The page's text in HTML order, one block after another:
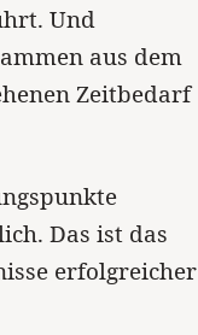
Und
aus dem
Zeitbedarf
Das ist das
erfolgreicher